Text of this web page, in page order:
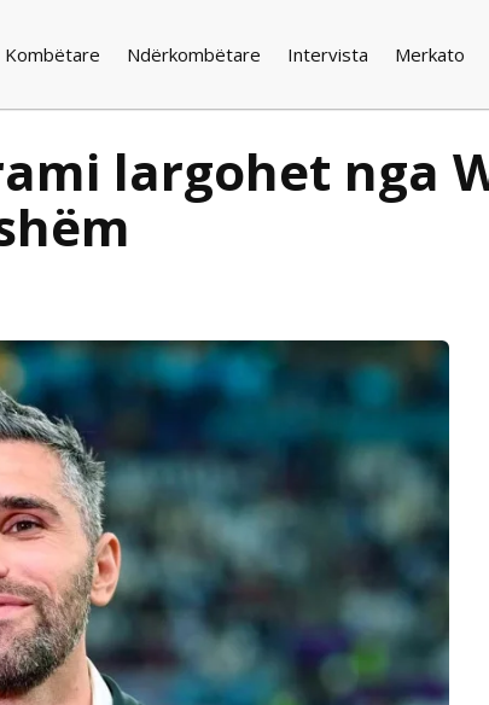
Kombëtare Ndërkombëtare Intervista Merkato
largohet nga